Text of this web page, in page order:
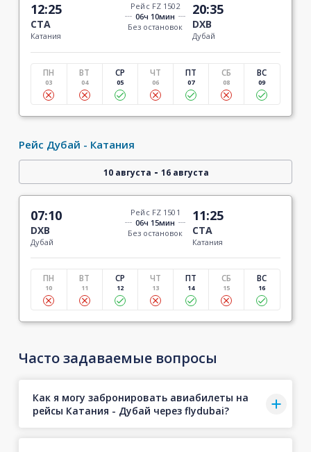
12:25
CTA
Катания
Рейс FZ 1502
06ч 10мин
Без остановок
20:35
DXB
Дубай
ПН
03
ВТ
04
СР
05
ЧТ
06
ПТ
07
СБ
08
ВС
09
Рейс Дубай - Катания
10 августа - 16 августа
07:10
DXB
Дубай
Рейс FZ 1501
06ч 15мин
Без остановок
11:25
CTA
Катания
ПН
10
ВТ
11
СР
12
ЧТ
13
ПТ
14
СБ
15
ВС
16
Часто задаваемые вопросы
Как я могу забронировать авиабилеты на
рейсы Катания - Дубай через flydubai?